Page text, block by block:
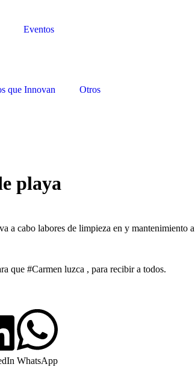
Eventos
que Innovan Otros
playa
a cabo labores de limpieza en y mantenimiento
que #Carmen luzca , para recibir a todos.
WhatsApp